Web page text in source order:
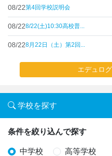
08/22第4回学校説明会
08/228/22(土)10:30高校普...
08/228月22日（土）第2回...
エデュロ
学校を探す
条件を絞り込んで探す
中学校 高等学校